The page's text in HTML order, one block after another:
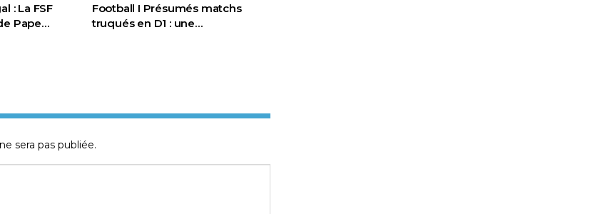
: La FSF
Pape…
Football I Présumés matchs
truqués en D1 : une…
sera pas publiée.